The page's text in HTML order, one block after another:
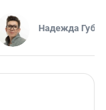
Надежда